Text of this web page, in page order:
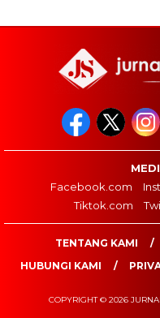
Facebook.com
Tiktok.com
TENTANG KAMI
HUBUNGI KAMI
COPYRIGHT © 2026